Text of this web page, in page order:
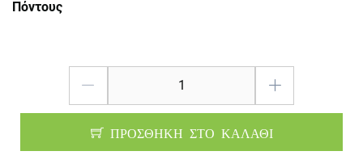
Πόντους
ΠΡΟΣΘΗΚΗ ΣΤΟ ΚΑΛΑΘΙ